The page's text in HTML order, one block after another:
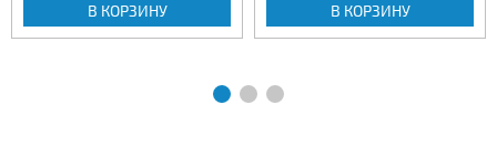
В КОРЗИНУ В КОРЗИНУ